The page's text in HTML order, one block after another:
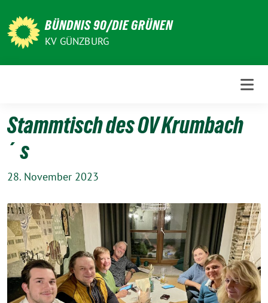
zum
Inhalt
BÜNDNIS 90/DIE GRÜNEN
KV GÜNZBURG
Stammtisch des OV Krumbach
´s
28. November 2023